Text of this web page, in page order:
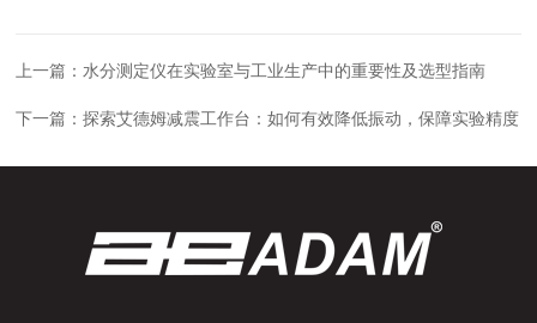
上一篇： 水分测定仪在实验室与工业生产中的重要性及选型指南
下一篇：探索艾德姆减震工作台：如何有效降低振动，保障实验精度